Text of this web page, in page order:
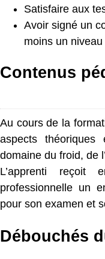
Satisfaire aux
Avoir signé un
moins un
Contenus
Au cours de la
aspects
domaine du froid, de
L’apprenti reçoit
professionnelle un
pour son examen et
Débouchés